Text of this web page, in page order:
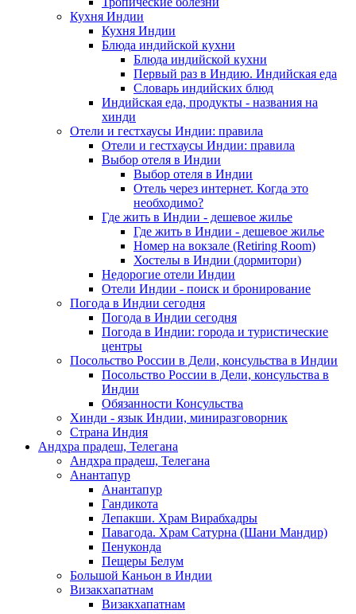
Кухня Индии
Кухня Индии
Блюда индийской кухни
Блюда индийской кухни
Первый раз в Индию. Индийская еда
Словарь индийских блюд
Индийская еда, продукты - названия на
хинди
Отели и гестхаусы Индии: правила
Отели и гестхаусы Индии: правила
Выбор отеля в Индии
Выбор отеля в Индии
Отель через интернет. Когда это
необходимо?
Где жить в Индии - дешевое жилье
Где жить в Индии - дешевое жилье
Номер на вокзале (Retiring Room)
Хостелы в Индии (дормитори)
Недорогие отели Индии
Отели Индии - поиск и бронирование
Погода в Индии сегодня
Погода в Индии сегодня
Погода в Индии: города и туристические
центры
Посольство России в Дели, консульства в Индии
Посольство России в Дели, консульства в
Индии
Обязанности Консульства
Хинди - язык Индии, миниразговорник
Страна Индия
Андхра прадеш, Телегана
Андхра прадеш, Телегана
Анантапур
Анантапур
Гандикота
Лепакши. Храм Вирабхадры
Павагода. Храм Сатурна (Шани Мандир)
Пенуконда
Пещеры Белум
Большой Каньон в Индии
Визакхапатнам
Визакхапатнам